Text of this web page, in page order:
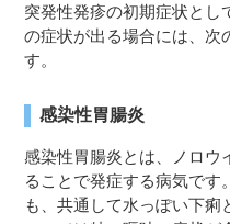
突発性発疹の初期症状とし
の症状が出る場合には、次
す。
感染性胃腸炎
感染性胃腸炎とは、ノロウ
ることで発症する病気です
も、共通して水っぽい下痢